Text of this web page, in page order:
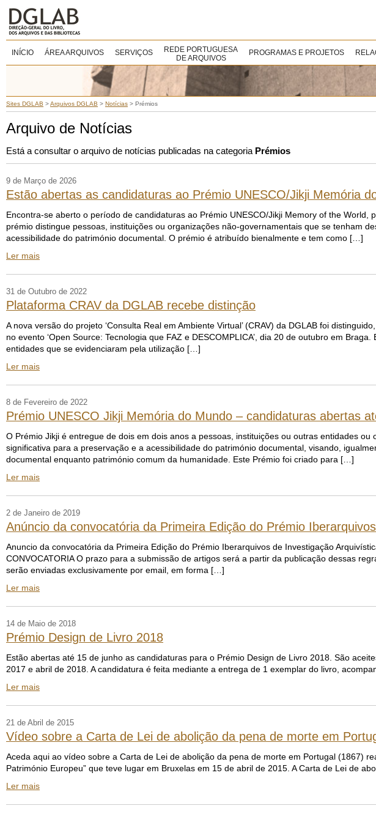
INÍCIO ÁREA ARQUIVOS SERVIÇOS
REDE PORTUGUESA
DE ARQUIVOS
PROGRAMAS E PROJETOS
Sites DGLAB >Arquivos DGLAB > Notícias > Prémios
Arquivo de Notícias
Está a consultar o arquivo de notícias publicadas na categoria Prémios
9 de Março de 2026
Estão abertas as candidaturas ao Prémio UNESCO/Jikji Memória
Encontra-se aberto o período de candidaturas ao Prémio UNESCO/Jikji Memory of the
prémio distingue pessoas, instituições ou organizações não-governamentais que se tenham
acessibilidade do património documental. O prémio é atribuído bienalmente e tem como […]
Ler mais
31 de Outubro de 2022
Plataforma CRAV da DGLAB recebe distinção
A nova versão do projeto ‘Consulta Real em Ambiente Virtual’ (CRAV) da DGLAB foi
no evento ‘Open Source: Tecnologia que FAZ e DESCOMPLICA’, dia 20 de outubro em
entidades que se evidenciaram pela utilização […]
Ler mais
8 de Fevereiro de 2022
Prémio UNESCO Jikji Memória do Mundo – candidaturas abertas
O Prémio Jikji é entregue de dois em dois anos a pessoas, instituições ou outras entidades
significativa para a preservação e a acessibilidade do património documental, visando,
documental enquanto património comum da humanidade. Este Prémio foi criado para […]
Ler mais
2 de Janeiro de 2019
Anúncio da convocatória da Primeira Edição do Prémio
Anuncio da convocatória da Primeira Edição do Prémio Iberarquivos de Investigação
CONVOCATORIA O prazo para a submissão de artigos será a partir da publicação dessas
serão enviadas exclusivamente por email, em forma […]
Ler mais
14 de Maio de 2018
Prémio Design de Livro 2018
Estão abertas até 15 de junho as candidaturas para o Prémio Design de Livro 2018. São
2017 e abril de 2018. A candidatura é feita mediante a entrega de 1 exemplar do livro,
Ler mais
21 de Abril de 2015
Vídeo sobre a Carta de Lei de abolição da pena de morte em
Aceda aqui ao vídeo sobre a Carta de Lei de abolição da pena de morte em Portugal (1867)
Património Europeu” que teve lugar em Bruxelas em 15 de abril de 2015. A Carta de Lei de
Ler mais